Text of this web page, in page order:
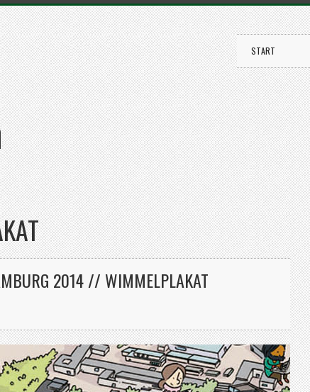
START
2014 // WIMMELPLAKAT